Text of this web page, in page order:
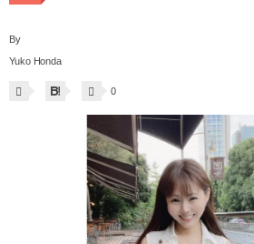
By
Yuko Honda
0